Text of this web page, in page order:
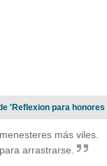
'Reflexion para
más viles.
arrastrarse.